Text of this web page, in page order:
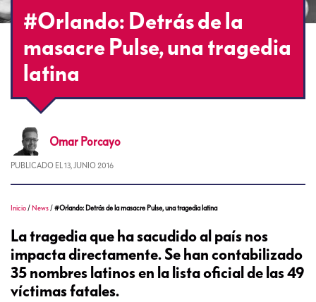
#Orlando: Detrás de la
masacre Pulse, una tragedia
latina
Omar Porcayo
PUBLICADO EL 13, JUNIO 2016
Inicio / News /#Orlando: Detrás de la masacre Pulse, una tragedia latina
La tragedia que ha sacudido al país nos
impacta directamente. Se han contabilizado
35 nombres latinos en la lista oficial de las 49
víctimas fatales.